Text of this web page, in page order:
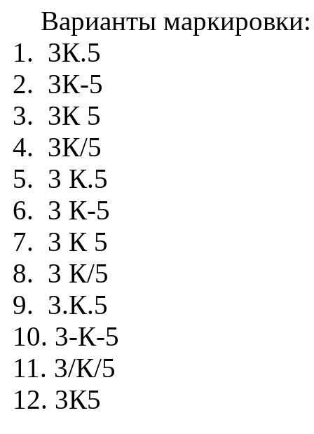
Варианты маркировки:
1. 3К.5
2. 3К-5
3. 3К 5
4. 3К/5
5. 3 К.5
6. 3 К-5
7. 3 К 5
8. 3 К/5
9. 3.К.5
10. 3-К-5
11. 3/К/5
12. 3К5